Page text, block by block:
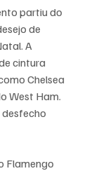
partiu do
de
A
cintura
Chelsea
West Ham.
Flamengo